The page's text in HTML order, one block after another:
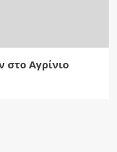
Αγρίνιο